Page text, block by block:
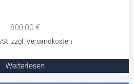
800,00 €
Weiterlesen